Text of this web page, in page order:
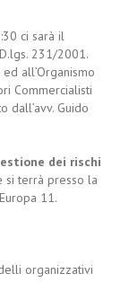
ci sarà il
231/2001.
all’Organismo
Commercialisti
dall’avv. Guido
dei rischi
si terrà presso la
11.
organizzativi